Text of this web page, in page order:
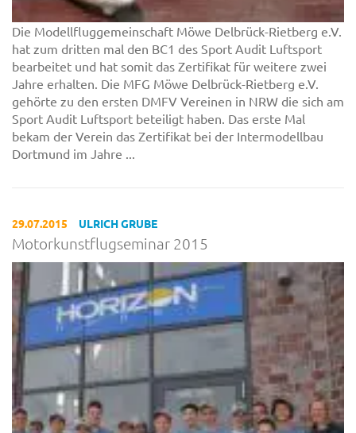
Die Modellfluggemeinschaft Möwe Delbrück-Rietberg e.V.
hat zum dritten mal den BC1 des Sport Audit Luftsport
bearbeitet und hat somit das Zertifikat für weitere zwei
Jahre erhalten. Die MFG Möwe Delbrück-Rietberg e.V.
gehörte zu den ersten DMFV Vereinen in NRW die sich am
Sport Audit Luftsport beteiligt haben. Das erste Mal
bekam der Verein das Zertifikat bei der Intermodellbau
Dortmund im Jahre ...
29.07.2015 ULRICH GRUBE
Motorkunstflugseminar 2015